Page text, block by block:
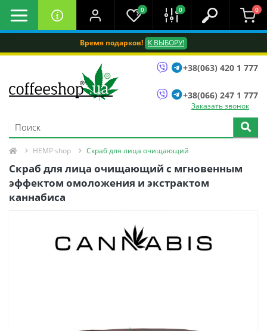
Время подарков! К ВЫБОРУ!
0 0 0
+38(063) 420 1 777
+38(066) 247 1 777
Заказать звонок
HEMP shop Скраб для лица очищающий
Скраб для лица очищающий с мгновенным
эффектом омоложения и экстрактом
каннабиса